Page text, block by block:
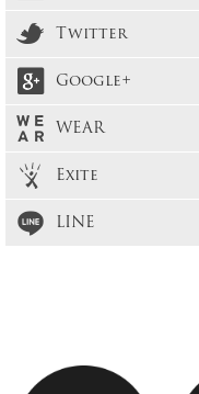
Twitter
Google+
WEAR
Exite
LINE